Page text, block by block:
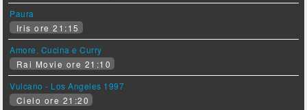
Paura
Iris ore 21:15
Amore, Cucina e Curry
Rai Movie ore 21:10
Vulcano - Los Angeles 1997
Cielo ore 21:20